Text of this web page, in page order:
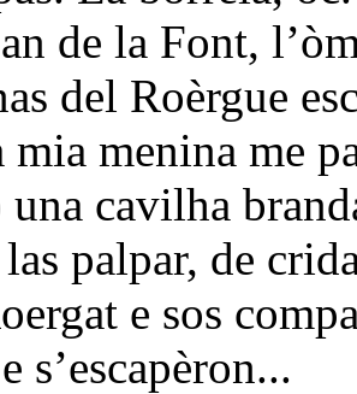
de la Font,
del Roèrgue
mia menina me
una cavilha
las palpar, de
e sos
s’escapèron...